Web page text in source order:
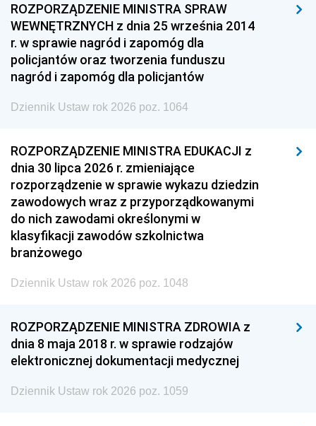
ROZPORZĄDZENIE MINISTRA SPRAW
WEWNĘTRZNYCH z dnia 25 września 2014
r. w sprawie nagród i zapomóg dla
policjantów oraz tworzenia funduszu
nagród i zapomóg dla policjantów
Dziennik Ustaw rok 2026 poz. 1064
ROZPORZĄDZENIE MINISTRA EDUKACJI z
dnia 30 lipca 2026 r. zmieniające
rozporządzenie w sprawie wykazu dziedzin
zawodowych wraz z przyporządkowanymi
do nich zawodami określonymi w
klasyfikacji zawodów szkolnictwa
branżowego
Dziennik Ustaw rok 2026 poz. 1048
ROZPORZĄDZENIE MINISTRA ZDROWIA z
dnia 8 maja 2018 r. w sprawie rodzajów
elektronicznej dokumentacji medycznej
Dziennik Ustaw rok 2026 poz. 1059